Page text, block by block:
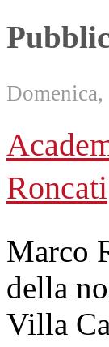
Roncati
Marco
della
Villa